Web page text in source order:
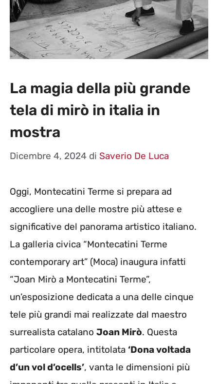
La magia della più grande
tela di mirò in italia in
mostra
Dicembre 4, 2024 di Saverio De Luca
Oggi, Montecatini Terme si prepara ad
accogliere una delle mostre più attese e
significative del panorama artistico italiano.
La galleria civica “Montecatini Terme
contemporary art” (Moca) inaugura infatti
“Joan Mirò a Montecatini Terme”,
un’esposizione dedicata a una delle cinque
tele più grandi mai realizzate dal maestro
surrealista catalano Joan Mirò. Questa
particolare opera, intitolata ‘Dona voltada
d’un vol d’ocells’, vanta le dimensioni più